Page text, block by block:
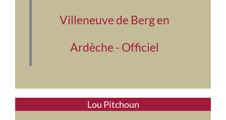
Villeneuve de Berg en
Ardèche - Officiel
Lou Pitchoun